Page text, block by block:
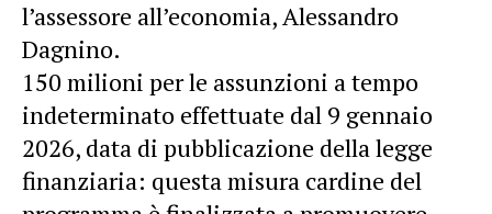
l’assessore all’economia, Alessandro
Dagnino.
150 milioni per le assunzioni a tempo
indeterminato effettuate dal 9 gennaio
2026, data di pubblicazione della legge
finanziaria: questa misura cardine del